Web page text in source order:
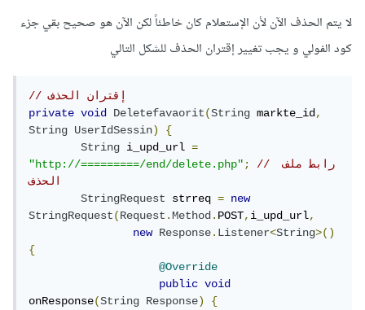
لا يتم الحذف الآن لأن الإستعلام كان خاطئاً لكن الآن هو صحيح بقي جزء
كود الفولي و يجب تغيير إقتران الحذف للشكل التالي
private
void Deletefavaorit(String markte_id,
String
UserIdSessin)
{
String i_upd_url =
"http://=========/end/delete.php";
// رابط ملف
الحذف
StringRequest
strreq =
new
StringRequest(Request.Method.POST,i_upd_url,
new
Response.Listener<String>()
{
@Override
public
void
onResponse(String Response) {